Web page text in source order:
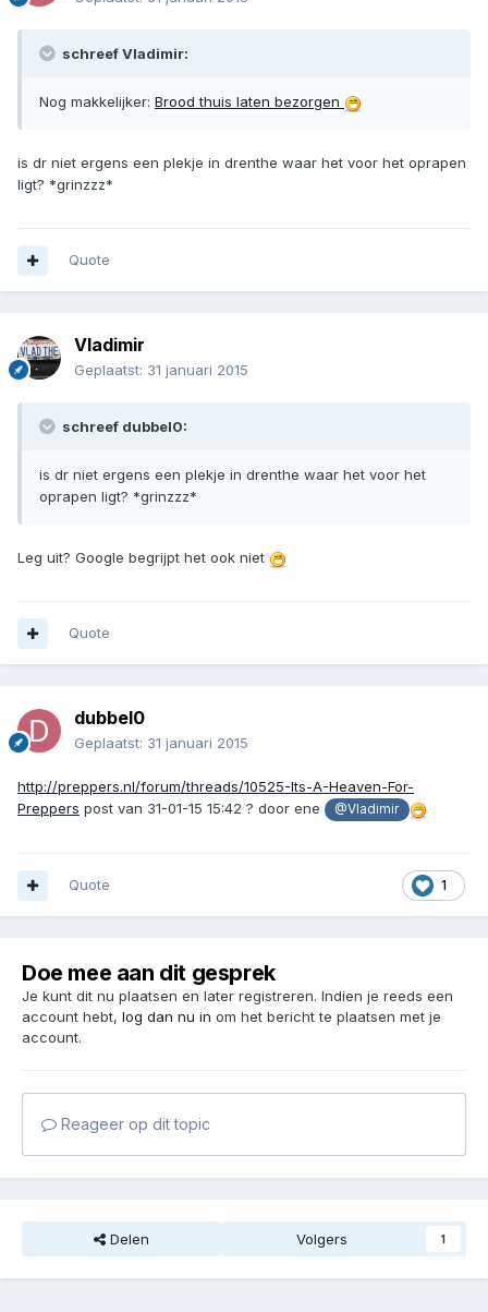
schreef Vladimir:
Nog makkelijker: Brood thuis laten bezorgen
is dr niet ergens een plekje in drenthe waar het voor het oprapen
ligt? *grinzzz*
Quote
Vladimir
Geplaatst: 31 januari 2015
schreef dubbel0:
is dr niet ergens een plekje in drenthe waar het voor het
oprapen ligt? *grinzzz*
Leg uit? Google begrijpt het ook niet
Quote
dubbel0
Geplaatst: 31 januari 2015
http://preppers.nl/forum/threads/10525-Its-A-Heaven-For-
Preppers post van 31-01-15 15:42 ? door ene @Vladimir
1
Quote
Doe mee aan dit gesprek
Je kunt dit nu plaatsen en later registreren. Indien je reeds een
account hebt, log dan nu in om het bericht te plaatsen met je
account.
Reageer op dit topic
Delen Volgers 1